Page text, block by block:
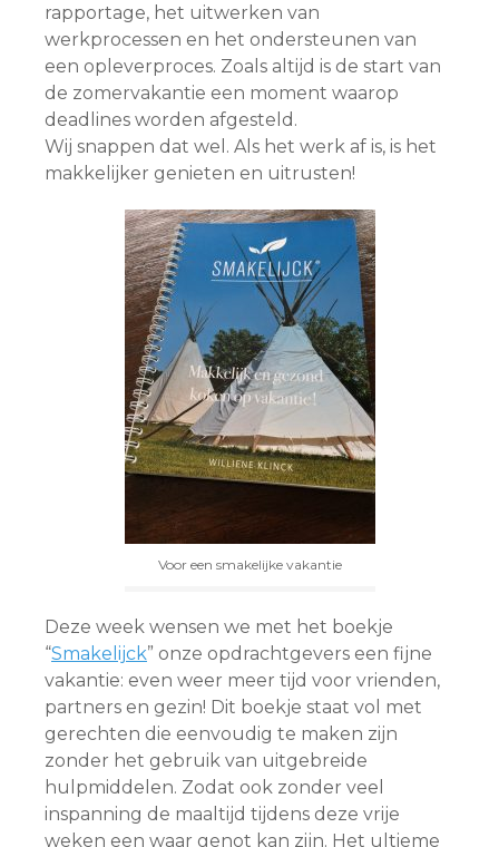
rapportage, het uitwerken van
werkprocessen en het ondersteunen van
een opleverproces. Zoals altijd is de start van
de zomervakantie een moment waarop
deadlines worden afgesteld.
Wij snappen dat wel. Als het werk af is, is het
makkelijker genieten en uitrusten!
Voor een smakelijke vakantie
Deze week wensen we met het boekje
“Smakelijck” onze opdrachtgevers een fijne
vakantie: even weer meer tijd voor vrienden,
partners en gezin! Dit boekje staat vol met
gerechten die eenvoudig te maken zijn
zonder het gebruik van uitgebreide
hulpmiddelen. Zodat ook zonder veel
inspanning de maaltijd tijdens deze vrije
weken een waar genot kan zijn. Het ultieme